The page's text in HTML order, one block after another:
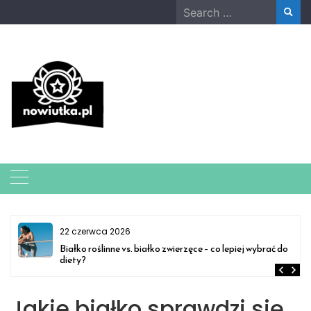
to
Search
for:
22 czerwca 2026
Białko roślinne vs. białko zwierzęce – co lepiej wybrać do
diety?